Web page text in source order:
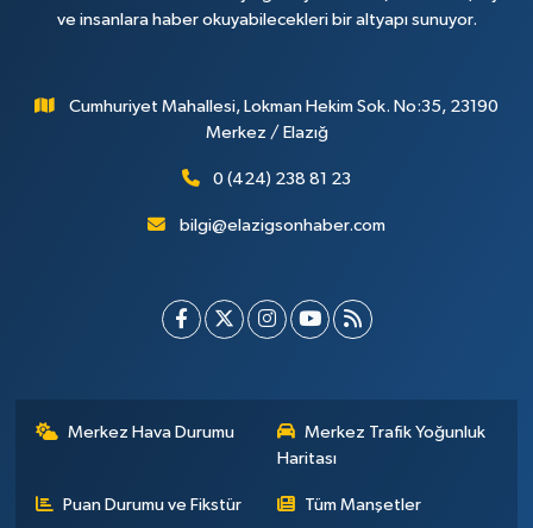
ve insanlara haber okuyabilecekleri bir altyapı sunuyor.
Cumhuriyet Mahallesi, Lokman Hekim Sok. No:35, 23190
Merkez / Elazığ
0 (424) 238 81 23
bilgi@elazigsonhaber.com
Merkez Hava Durumu
Merkez Trafik Yoğunluk
Haritası
Puan Durumu ve Fikstür Tüm Manşetler